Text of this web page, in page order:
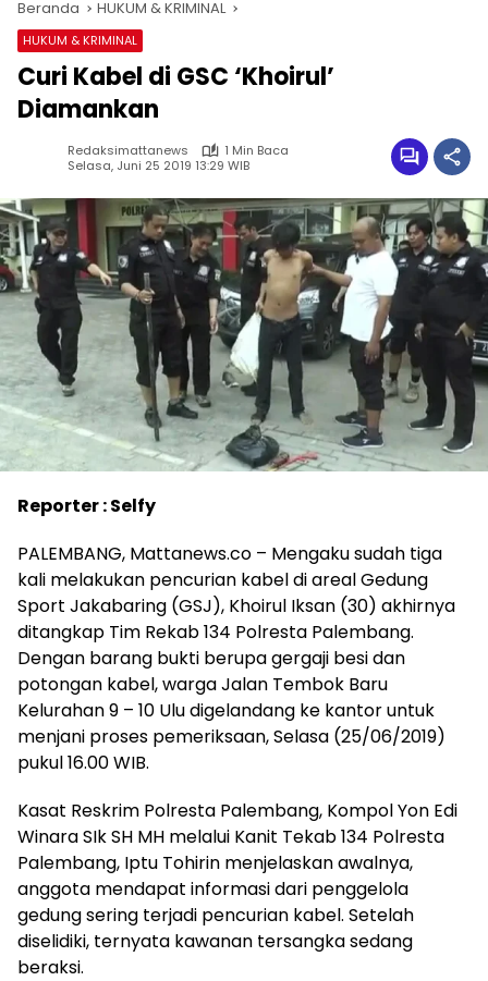
Beranda HUKUM & KRIMINAL
HUKUM & KRIMINAL
Curi Kabel di GSC ‘Khoirul’
Diamankan
Redaksimattanews
1 Min Baca
Selasa, Juni 25 2019 13:29 WIB
Reporter : Selfy
PALEMBANG, Mattanews.co – Mengaku sudah tiga
kali melakukan pencurian kabel di areal Gedung
Sport Jakabaring (GSJ), Khoirul Iksan (30) akhirnya
ditangkap Tim Rekab 134 Polresta Palembang.
Dengan barang bukti berupa gergaji besi dan
potongan kabel, warga Jalan Tembok Baru
Kelurahan 9 – 10 Ulu digelandang ke kantor untuk
menjani proses pemeriksaan, Selasa (25/06/2019)
pukul 16.00 WIB.
Kasat Reskrim Polresta Palembang, Kompol Yon Edi
Winara SIk SH MH melalui Kanit Tekab 134 Polresta
Palembang, Iptu Tohirin menjelaskan awalnya,
anggota mendapat informasi dari penggelola
gedung sering terjadi pencurian kabel. Setelah
diselidiki, ternyata kawanan tersangka sedang
beraksi.